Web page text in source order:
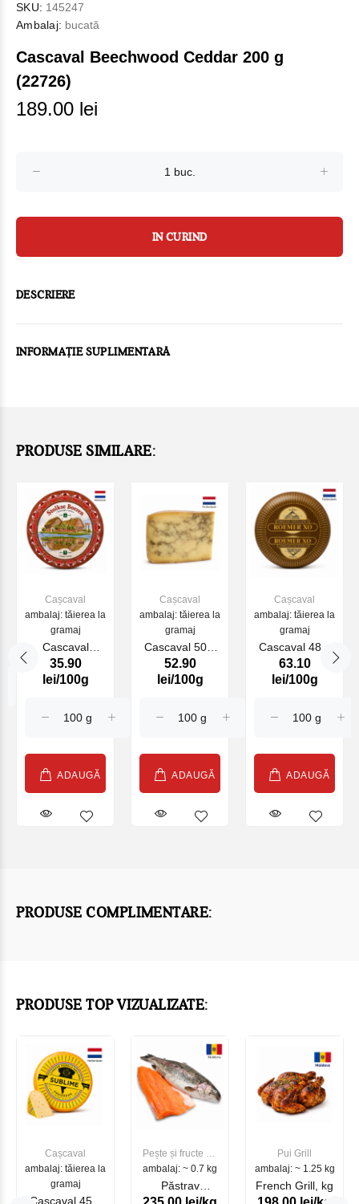
SKU: 145247
Ambalaj: bucată
Cascaval Beechwood Ceddar 200 g
(22726)
189.00 lei
IN CURIND
DESCRIERE
INFORMAȚIE SUPLIMENTARĂ
PRODUSE SIMILARE:
Cașcaval
ambalaj: tăierea la
gramaj
Cascaval
Cheddar block
red (110950)
35.90
lei/100g
ADAUGĂ
Cașcaval
ambalaj: tăierea la
gramaj
Cascaval 50%
Cow Black
Onion
52.90
lei/100g
ADAUGĂ
Cașcaval
ambalaj: tăierea la
gramaj
Cascaval 48%
Gouda Roemer
XO (20208)
63.10
lei/100g
ADAUGĂ
PRODUSE COMPLIMENTARE:
PRODUSE TOP VIZUALIZATE:
Cașcaval
ambalaj: tăierea la
gramaj
Cascaval 45%
Pește și fructe de
mare
ambalaj: ~ 0.7 kg
Păstrav
Pui Grill
ambalaj: ~ 1.25 kg
French Grill, kg